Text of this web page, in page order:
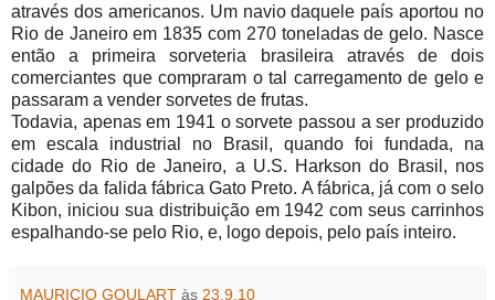
através dos americanos. Um navio daquele país aportou no
Rio de Janeiro em 1835 com 270 toneladas de gelo. Nasce
então a primeira sorveteria brasileira através de dois
comerciantes que compraram o tal carregamento de gelo e
passaram a vender sorvetes de frutas.
Todavia, apenas em 1941 o sorvete passou a ser produzido
em escala industrial no Brasil, quando foi fundada, na
cidade do Rio de Janeiro, a U.S. Harkson do Brasil, nos
galpões da falida fábrica Gato Preto. A fábrica, já com o selo
Kibon, iniciou sua distribuição em 1942 com seus carrinhos
espalhando-se pelo Rio, e, logo depois, pelo país inteiro.
MAURICIO GOULART às 23.9.10